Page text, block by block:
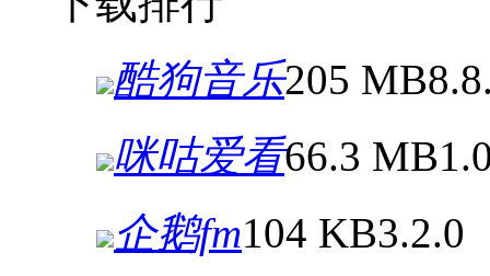
酷狗音乐205 MB
咪咕爱看66.3 MB
企鹅fm104 KB3.2.0